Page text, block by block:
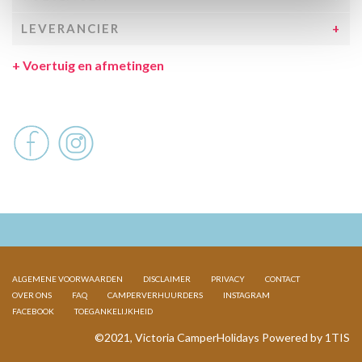
LEVERANCIER
+ Voertuig en afmetingen
ALGEMENE VOORWAARDEN DISCLAIMER PRIVACY
CONTACT
OVER ONS
FAQ CAMPERVERHUURDERS
INSTAGRAM
FACEBOOK
TOEGANKELIJKHEID
©2021, Victoria CamperHolidays Powered by 1TIS